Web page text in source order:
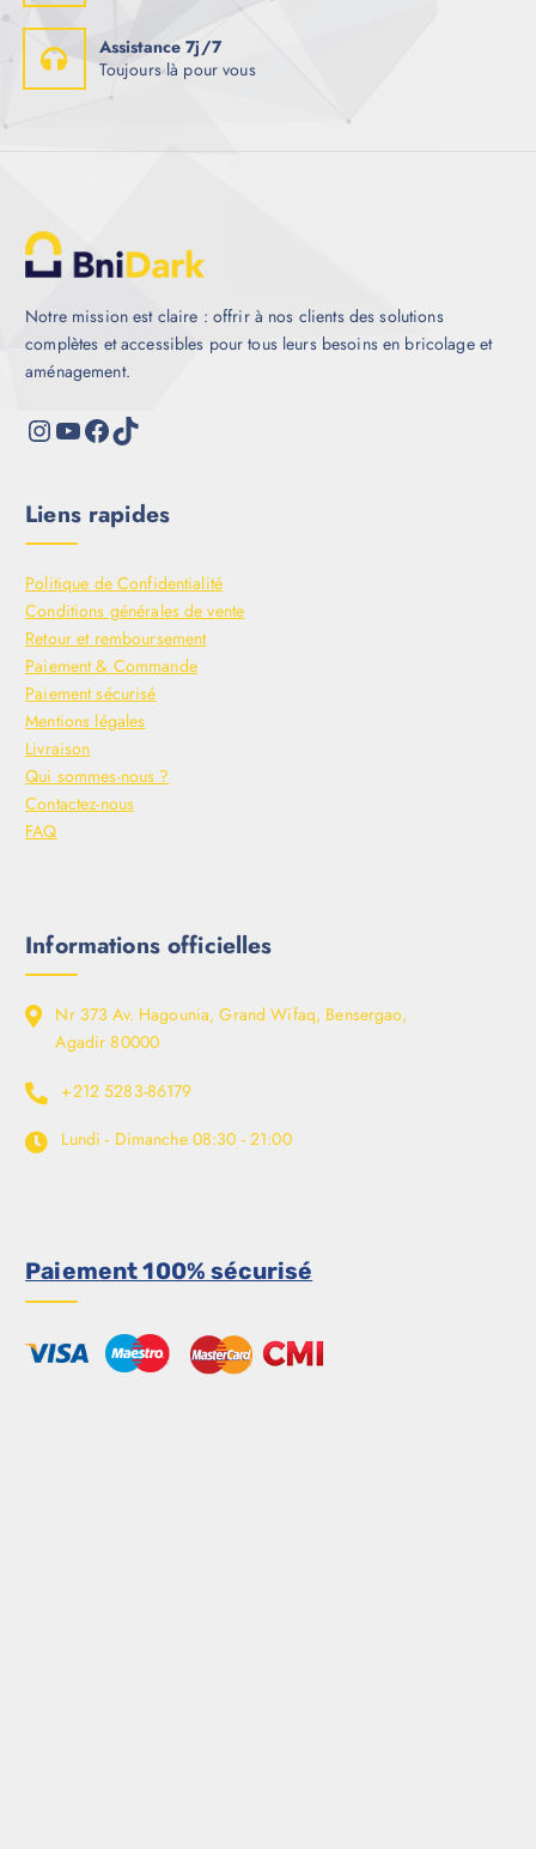
Assistance 7j/7
Toujours là pour vous
Notre mission est claire : offrir à nos clients des solutions
complètes et accessibles pour tous leurs besoins en bricolage et
aménagement.
Liens rapides
Politique de Confidentialité
Conditions générales de vente
Retour et remboursement
Paiement & Commande
Paiement sécurisé
Mentions légales
Livraison
Qui sommes-nous ?
Contactez-nous
FAQ
Informations officielles
Nr 373 Av. Hagounia, Grand Wifaq, Bensergao,
Agadir 80000
+212 5283-86179
Lundi - Dimanche 08:30 - 21:00
Paiement 100% sécurisé